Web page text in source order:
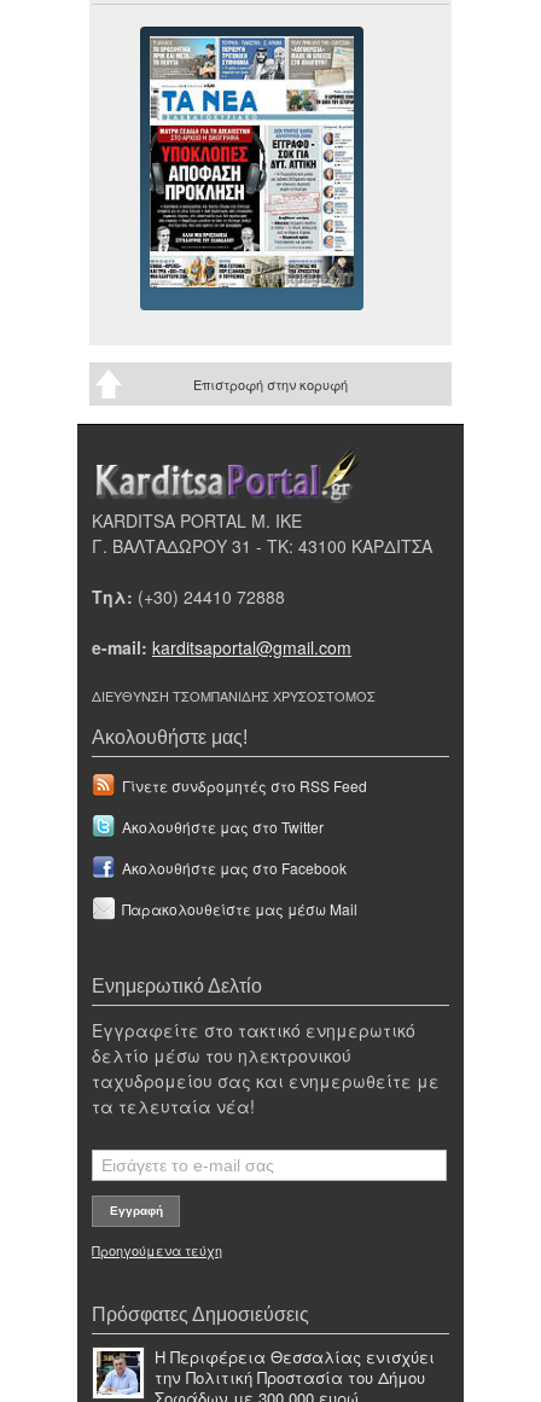
Επιστροφή στην κορυφή
KARDITSA PORTAL Μ. ΙΚΕ
Γ. ΒΑΛΤΑΔΩΡΟΥ 31 - ΤΚ: 43100 ΚΑΡΔΙΤΣΑ
Τηλ: (+30) 24410 72888
e-mail: karditsaportal@gmail.com
ΔΙΕΥΘΥΝΣΗ ΤΣΟΜΠΑΝΙΔΗΣ ΧΡΥΣΟΣΤΟΜΟΣ
Ακολουθήστε μας!
Γίνετε συνδρομητές στο RSS Feed
Ακολουθήστε μας στο Twitter
Ακολουθήστε μας στο Facebook
Παρακολουθείστε μας μέσω Mail
Ενημερωτικό Δελτίο
Εγγραφείτε στο τακτικό ενημερωτικό
δελτίο μέσω του ηλεκτρονικού
ταχυδρομείου σας και ενημερωθείτε με
τα τελευταία νέα!
Προηγούμενα τεύχη
Πρόσφατες Δημοσιεύσεις
Η Περιφέρεια Θεσσαλίας ενισχύει
την Πολιτική Προστασία του Δήμου